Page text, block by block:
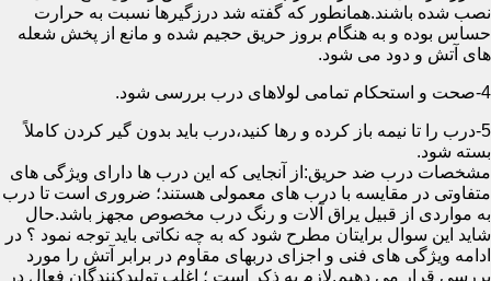
نصب شده باشند.همانطور که گفته شد درزگیرها نسبت به حرارت
حساس بوده و به هنگام بروز حریق حجیم شده و مانع از پخش شعله
های آتش و دود می شود.
4-صحت و استحکام تمامی لولاهای درب بررسی شود.
5-درب را تا نیمه باز کرده و رها کنید،درب باید بدون گیر کردن کاملاً
بسته شود.
مشخصات درب ضد حریق:از آنجایی که این درب ها دارای ویژگی های
متفاوتی در مقایسه با درب های معمولی هستند؛ ضروری است تا درب
به مواردی از قبیل یراق آلات و رنگ درب مخصوص مجهز باشد.حال
شاید این سوال برایتان مطرح شود که به چه نکاتی باید توجه نمود ؟ در
ادامه ویژگی های فنی و اجزای دربهای مقاوم در برابر آتش را مورد
بررسی قرار می دهیم.لازم به ذکر است ؛ اغلب تولیدکنندگان فعال در